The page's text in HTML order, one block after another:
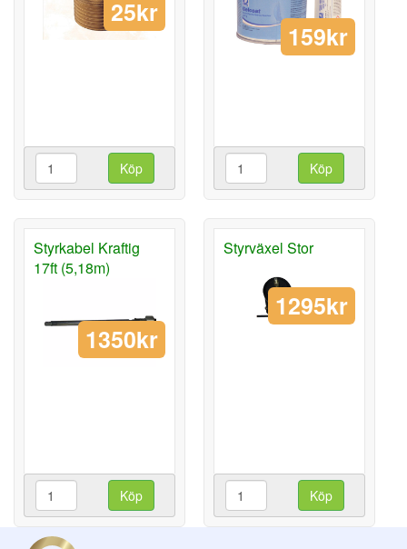
25kr
Köp
159kr
Köp
Styrkabel Kraftig
17ft (5,18m)
1350kr
Köp
Styrväxel Stor
1295kr
Köp